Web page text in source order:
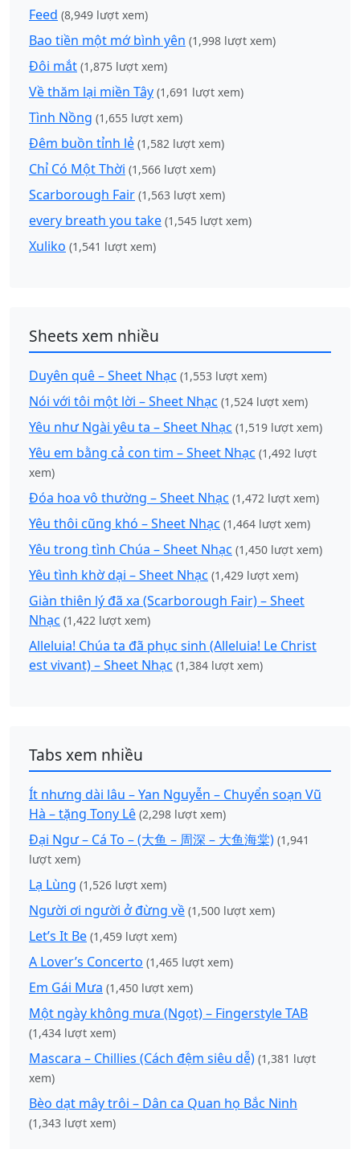
Feed (8,949 lượt xem)
Bao tiền một mớ bình yên (1,998 lượt xem)
Đôi mắt (1,875 lượt xem)
Về thăm lại miền Tây (1,691 lượt xem)
Tình Nồng (1,655 lượt xem)
Đêm buồn tỉnh lẻ (1,582 lượt xem)
Chỉ Có Một Thời (1,566 lượt xem)
Scarborough Fair (1,563 lượt xem)
every breath you take (1,545 lượt xem)
Xuliko (1,541 lượt xem)
Sheets xem nhiều
Duyên quê – Sheet Nhạc (1,553 lượt xem)
Nói với tôi một lời – Sheet Nhạc (1,524 lượt xem)
Yêu như Ngài yêu ta – Sheet Nhạc (1,519 lượt xem)
Yêu em bằng cả con tim – Sheet Nhạc (1,492 lượt
xem)
Đóa hoa vô thường – Sheet Nhạc (1,472 lượt xem)
Yêu thôi cũng khó – Sheet Nhạc (1,464 lượt xem)
Yêu trong tình Chúa – Sheet Nhạc (1,450 lượt xem)
Yêu tình khờ dại – Sheet Nhạc (1,429 lượt xem)
Giàn thiên lý đã xa (Scarborough Fair) – Sheet
Nhạc (1,422 lượt xem)
Alleluia! Chúa ta đã phục sinh (Alleluia! Le Christ
est vivant) – Sheet Nhạc (1,384 lượt xem)
Tabs xem nhiều
Ít nhưng dài lâu – Yan Nguyễn – Chuyển soạn Vũ
Hà – tặng Tony Lê (2,298 lượt xem)
Đại Ngư – Cá To – (大鱼 – 周深 – 大鱼海棠) (1,941
lượt xem)
Lạ Lùng (1,526 lượt xem)
Người ơi người ở đừng về (1,500 lượt xem)
Let’s It Be (1,459 lượt xem)
A Lover’s Concerto (1,465 lượt xem)
Em Gái Mưa (1,450 lượt xem)
Một ngày không mưa (Ngọt) – Fingerstyle TAB
(1,434 lượt xem)
Mascara – Chillies (Cách đệm siêu dễ) (1,381 lượt
xem)
Bèo dạt mây trôi – Dân ca Quan họ Bắc Ninh
(1,343 lượt xem)